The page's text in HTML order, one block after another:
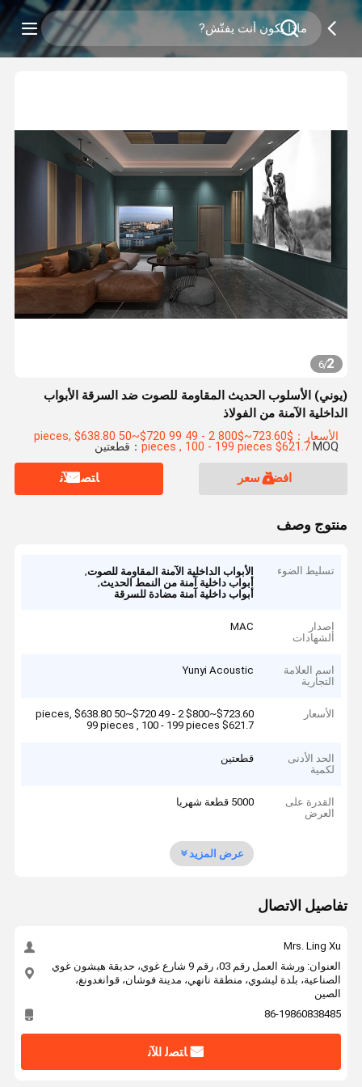
2
/
6
(يوني) الأسلوب الحديث المقاومة للصوت ضد السرقة الأبواب
الداخلية الآمنة من الفولاذ
الأسعار：$723.60~$800 2 - 49 pieces, $638.80 50~$720 99
pieces , 100 - 199 pieces $621.7 MOQ：قطعتين
افضل سعر ﺎﺘﺼﻟ ﺍﻶﻧ
منتوج وصف
تسليط الضوء الأبواب الداخلية الآمنة المقاومة للصوت,
أبواب داخلية آمنة من النمط الحديث,
أبواب داخلية آمنة مضادة للسرقة
إصدار
الشهادات
MAC
اسم العلامة
التجارية
Yunyi Acoustic
الأسعار
$723.60~$800 2 - 49 pieces, $638.80 50~$720
99 pieces , 100 - 199 pieces $621.7
الحد الأدنى
لكمية
قطعتين
القدرة على
العرض
5000 قطعة شهريا
عرض المزيد
تفاصيل الاتصال
Mrs. Ling Xu
العنوان: ورشة العمل رقم 03، رقم 9 شارع غوي، حديقة هيشون غوي
الصناعية، بلدة ليشوي، منطقة نانهي، مدينة فوشان، قوانغدونغ،
الصين
86-19860838485
ﺎﺘﺼﻟ ﺍﻶﻧ